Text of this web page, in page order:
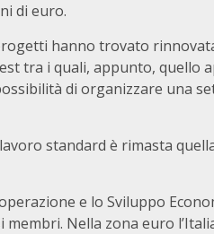
di euro.
hanno trovato
tra i quali, appunto, quello
di organizzare una
standard è rimasta
e lo Sviluppo
Nella zona euro